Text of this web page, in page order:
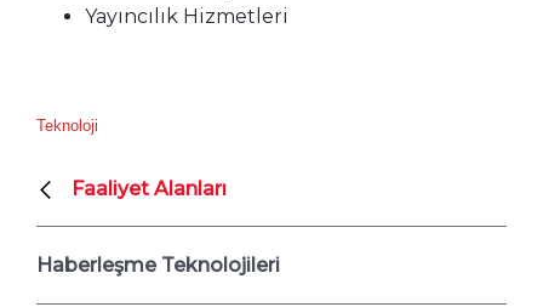
Teknoloji
Faaliyet Alanları
Haberleşme Teknolojileri
Yayıncılık Hizmetleri